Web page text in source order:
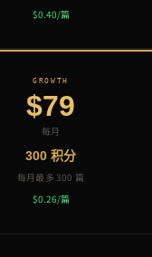
$0.40/篇
GROWTH
$79
每月
300 积分
每月最多 300 篇
$0.26/篇